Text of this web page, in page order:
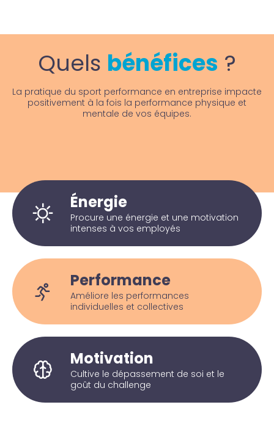
Quels bénéfices ?
La pratique du sport performance en entreprise impacte
positivement à la fois la performance physique et
mentale de vos équipes.
Énergie
Procure une énergie et une motivation
intenses à vos employés
Performance
Améliore les performances
individuelles et collectives
Motivation
Cultive le dépassement de soi et le
goût du challenge